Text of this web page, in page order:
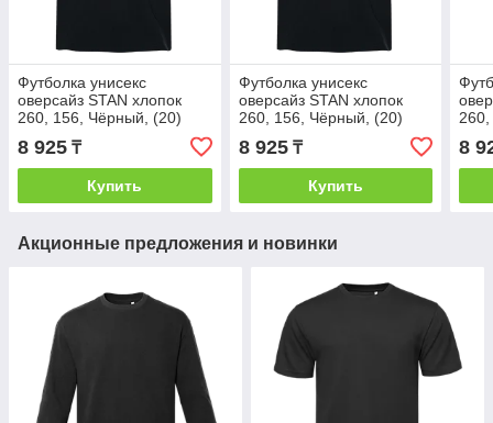
Футболка унисекс
оверсайз STAN хлопок
260, 156, Чёрный, (20)
8 925 ₸
Купить
Футболка унисекс
оверсайз STAN хлопок
260, 156, Чёрный, (20)
8 925₸
Купить
8
Акционные предложения и новинки